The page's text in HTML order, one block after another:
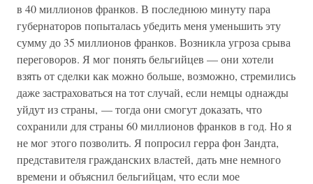
в 40 миллионов франков. В последнюю минуту пара
губернаторов попыталась убедить меня уменьшить эту
сумму до 35 миллионов франков. Возникла угроза срыва
переговоров. Я мог понять бельгийцев — они хотели
взять от сделки как можно больше, возможно, стремились
даже застраховаться на тот случай, если немцы однажды
уйдут из страны, — тогда они смогут доказать, что
сохранили для страны 60 миллионов франков в год. Но я
не мог этого позволить. Я попросил герра фон Зандта,
представителя гражданских властей, дать мне немного
времени и объяснил бельгийцам, что если мое